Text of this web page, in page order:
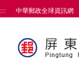
跳到主要內容區塊
::: 中華郵政全球資訊網